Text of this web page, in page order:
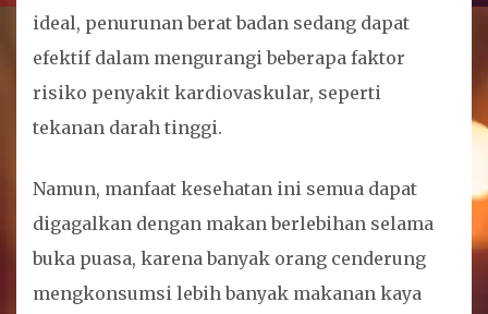
ideal, penurunan berat badan sedang dapat
efektif dalam mengurangi beberapa faktor
risiko penyakit kardiovaskular, seperti
tekanan darah tinggi.
Namun, manfaat kesehatan ini semua dapat
digagalkan dengan makan berlebihan selama
buka puasa, karena banyak orang cenderung
mengkonsumsi lebih banyak makanan kaya